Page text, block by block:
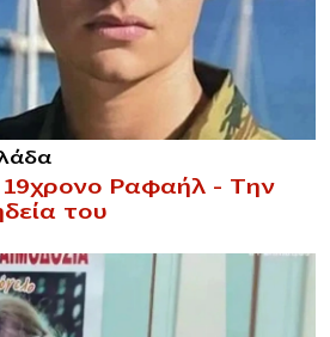
Ραφαήλ – Την
του